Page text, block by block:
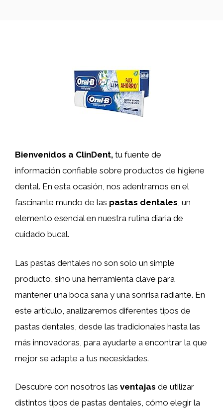
Bienvenidos a ClinDent, tu fuente de
información confiable sobre productos de higiene
dental. En esta ocasión, nos adentramos en el
fascinante mundo de las pastas dentales, un
elemento esencial en nuestra rutina diaria de
cuidado bucal.
Las pastas dentales no son solo un simple
producto, sino una herramienta clave para
mantener una boca sana y una sonrisa radiante. En
este artículo, analizaremos diferentes tipos de
pastas dentales, desde las tradicionales hasta las
más innovadoras, para ayudarte a encontrar la que
mejor se adapte a tus necesidades.
Descubre con nosotros las ventajas de utilizar
distintos tipos de pastas dentales, cómo elegir la